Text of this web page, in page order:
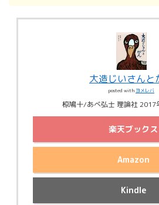
大造じいさんと
posted with ヨメレバ
椋鳩十/あべ弘士 理論社 2017
楽天ブックス
Amazon
Kindle